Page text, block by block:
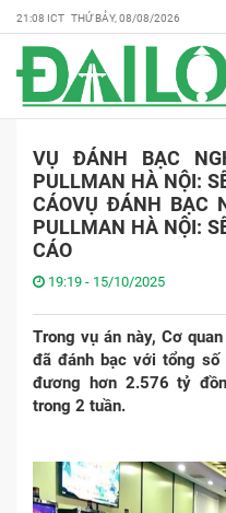
21:08 ICT THỨ BẢY, 08/08/2026
VỤ ĐÁNH BẠC
PULLMAN HÀ NỘI:
CÁOVỤ ĐÁNH BẠC
PULLMAN HÀ NỘI:
CÁO
19:19 - 15/10/2025
Trong vụ án này, Cơ
đã đánh bạc với tổng
đương hơn 2.576 tỷ
trong 2 tuần.